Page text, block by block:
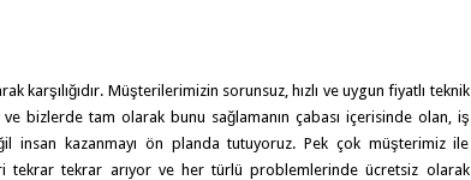
karşılığıdır. Müşterilerimizin sorunsuz, hızlı ve uygun fiyatlı teknik
bizlerde tam olarak bunu sağlamanın çabası içerisinde olan, iş
insan kazanmayı ön planda tutuyoruz. Pek çok müşterimiz ile
tekrar tekrar arıyor ve her türlü problemlerinde ücretsiz olarak